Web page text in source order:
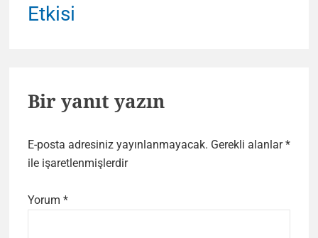
Etkisi
Bir yanıt yazın
E-posta adresiniz yayınlanmayacak. Gerekli alanlar*
ile işaretlenmişlerdir
Yorum *